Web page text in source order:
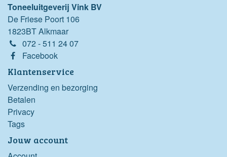
Toneeluitgeverij Vink BV
De Friese Poort 106
1823BT Alkmaar
072 - 511 24 07
Facebook
Klantenservice
Verzending en bezorging
Betalen
Privacy
Tags
Jouw account